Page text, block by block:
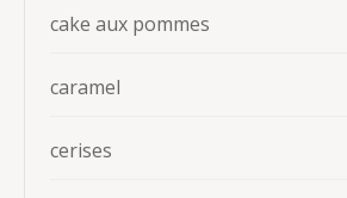
cake aux pommes
caramel
cerises